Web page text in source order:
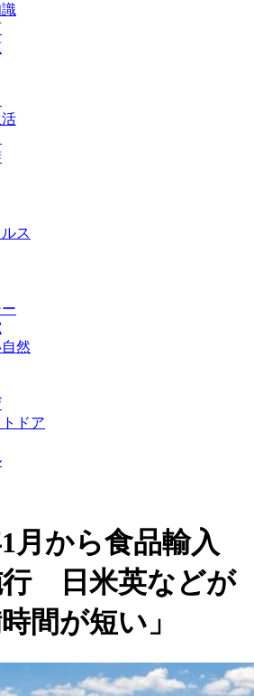
ス
然
ドア
月から食品輸入
行 日米英などが
間が短い」